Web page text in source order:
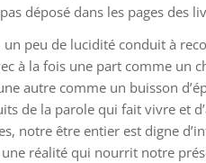
déposé dans les pages des
peu de lucidité conduit à
à la fois une part comme
autre comme un buisson
de la parole qui fait vivre et
notre être entier est digne
réalité qui nourrit notre